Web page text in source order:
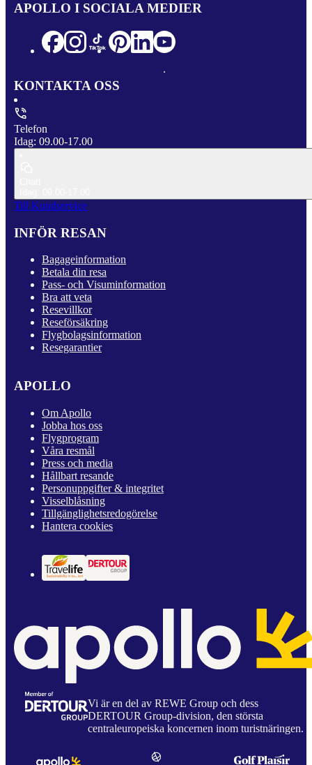
APOLLO I SOCIALA MEDIER
KONTAKTA OSS
Telefon
Idag: 09.00-17.00
Till Kundservice
INFÖR RESAN
Bagageinformation
Betala din resa
Pass- och Visuminformation
Bra att veta
Resevillkor
Reseförsäkring
Flygbolagsinformation
Resegarantier
APOLLO
Om Apollo
Jobba hos oss
Flygprogram
Våra resmål
Press och media
Hållbart resande
Personuppgifter & integritet
Visselblåsning
Tillgänglighetsredogörelse
Hantera cookies
Vi är en del av REWE Group och dess
DERTOUR Group-division, den största
centraleuropeiska koncernen inom turistnäringen.